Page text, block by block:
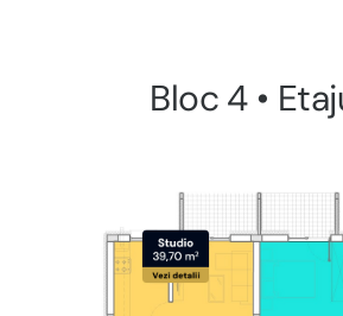
Bloc 4 •